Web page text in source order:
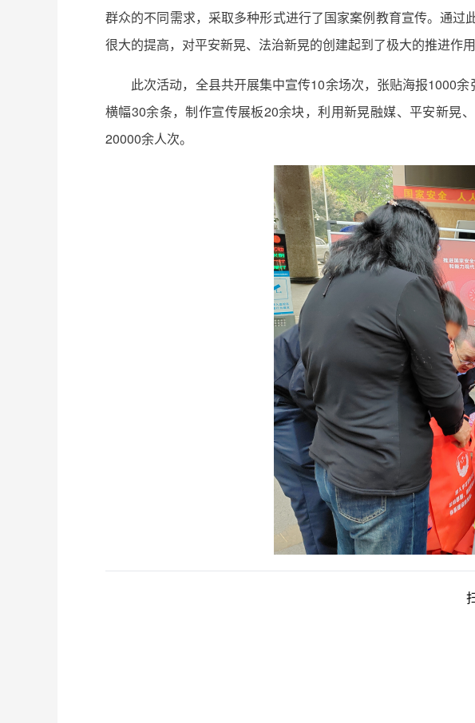
群众的不同需求，采取多种形式进行了国家案例教育宣传。通
很大的提高，对平安新晃、法治新晃的创建起到了极大的推进作用
此次活动，全县共开展集中宣传10余场次，张贴海报1000
横幅30余条，制作宣传展板20余块，利用新晃融媒、平安新晃
20000余人次。